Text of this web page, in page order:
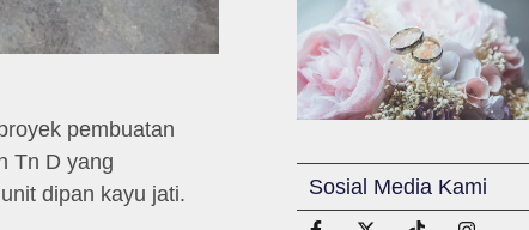
pembuatan
Tn D yang
dipan kayu jati.
Sosial Media Kami